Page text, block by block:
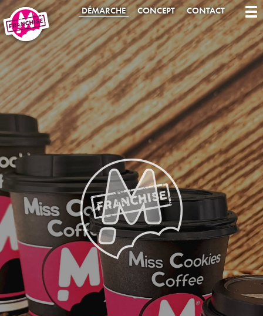
DÉMARCHE CONCEPT CONTACT